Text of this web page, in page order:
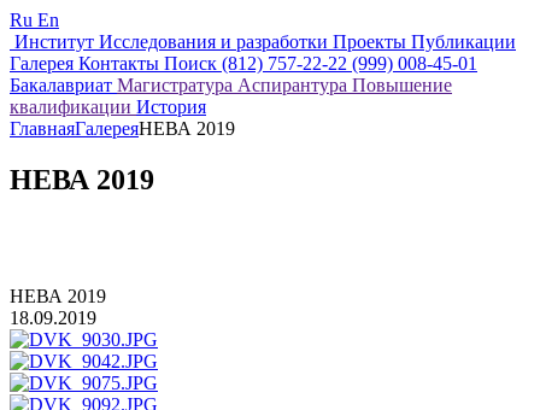
Ru En
Институт Исследования и разработки Проекты Публикации
Галерея Контакты Поиск (812) 757-22-22 (999) 008-45-01
Бакалавриат Магистратура Аспирантура Повышение
квалификации История
ГлавнаяГалереяНЕВА 2019
НЕВА 2019
НЕВА 2019
18.09.2019